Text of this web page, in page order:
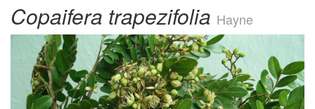
Copaifera trapezifolia Hayne